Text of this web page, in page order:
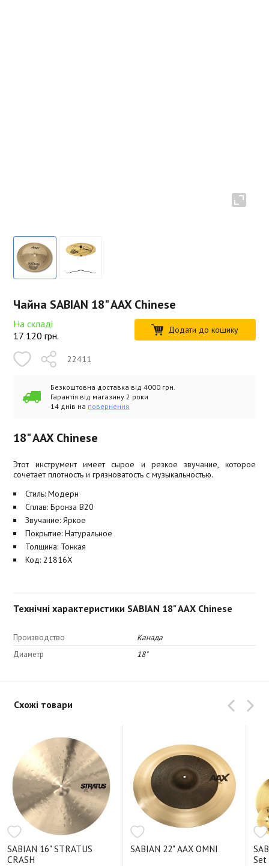
Чайна SABIAN 18" AAX Chinese
На складі
17 120 грн. Додати до кошику
22411
Безкоштовна доставка від 4000 грн.
Гарантія від магазину 2 роки
14 днів на повернення
18" AAX Chinese
Этот инструмент имеет сырое и резкое звучание, которое
сочетает плотность и грязноватость с музыкальностью.
Стиль: Модерн
Сплав: Бронза B20
Звучание: Яркое
Покрытие: Натуральное
Толщина: Тонкая
Код: 21816X
Технічні характеристики SABIAN 18" AAX Chinese
Производство
Канада
Диаметр
18"
Схожі товари
SABIAN 16" STRATUS
CRASH
SABIAN 22" AAX OMNI
Set